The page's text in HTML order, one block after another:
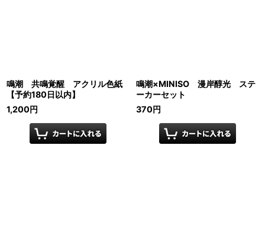
鳴潮 共鳴覚醒 アクリル色紙
【予約180日以内】
1,200円
鳴潮×MINISO 漫岸醇光 ステ
ーカーセット
370円